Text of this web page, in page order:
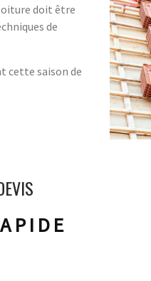
doit être
de
cette saison de